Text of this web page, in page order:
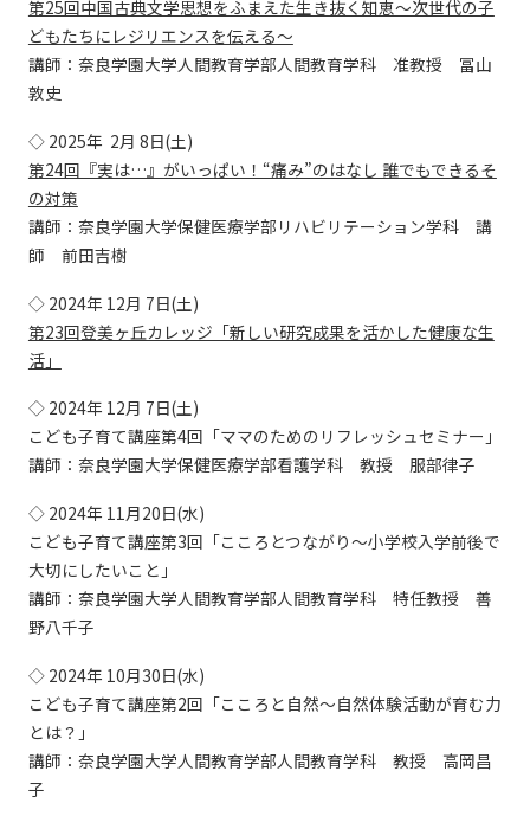
第25回中国古典文学思想をふまえた生き抜く知恵～次世代の子
どもたちにレジリエンスを伝える～
講師：奈良学園大学人間教育学部人間教育学科 准教授 冨山
敦史
◇ 2025年 2月 8日(土)
第24回『実は…』がいっぱい！“痛み”のはなし 誰でもできるそ
の対策
講師：奈良学園大学保健医療学部リハビリテーション学科 講
師 前田吉樹
◇ 2024年 12月 7日(土)
第23回登美ヶ丘カレッジ「新しい研究成果を活かした健康な生
活」
◇ 2024年 12月 7日(土)
こども子育て講座第4回「ママのためのリフレッシュセミナー」
講師：奈良学園大学保健医療学部看護学科 教授 服部律子
◇ 2024年 11月20日(水)
こども子育て講座第3回「こころとつながり～小学校入学前後で
大切にしたいこと」
講師：奈良学園大学人間教育学部人間教育学科 特任教授 善
野八千子
◇ 2024年 10月30日(水)
こども子育て講座第2回「こころと自然～自然体験活動が育む力
とは？」
講師：奈良学園大学人間教育学部人間教育学科 教授 高岡昌
子